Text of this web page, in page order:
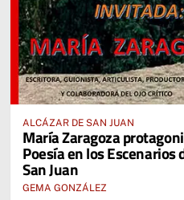
ALCÁZAR DE SAN JUAN
María Zaragoza
Poesía en los Escenarios
San Juan
GEMA GONZÁLEZ